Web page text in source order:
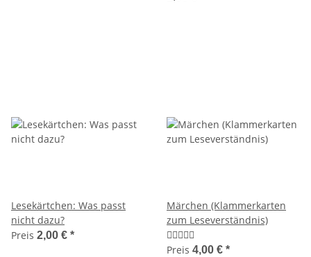
Lesekärtchen: Was passt
nicht dazu?
Preis 2,00 € *
Märchen (Klammerkarten
zum Leseverständnis)
Preis 4,00 € *